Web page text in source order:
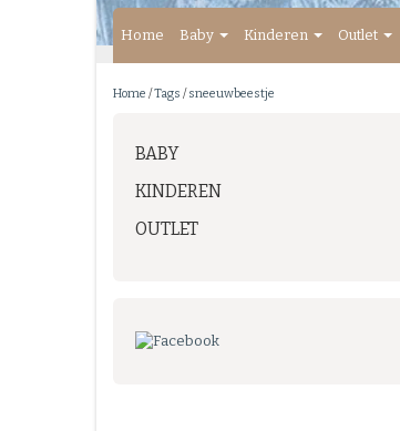
Home Baby Kinderen Outlet
Home /Tags /sneeuwbeestje
BABY
KINDEREN
OUTLET